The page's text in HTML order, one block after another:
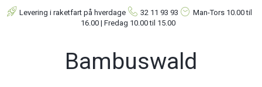
Levering i raketfart på hverdage 32 11 93 93 Man-Tors 10.00 til
16.00 | Fredag 10.00 til 15.00
Bambuswald